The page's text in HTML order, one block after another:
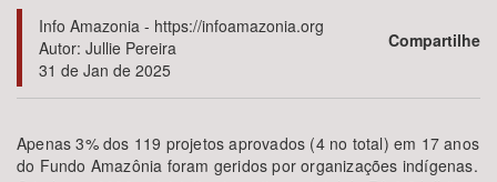
Tema
Área de Levantamento
Info Amazonia - https://infoamazonia.org
Autor: Jullie Pereira
31 de Jan de 2025
Compartilhe
Apenas 3% dos 119 projetos aprovados (4 no total) em 17 anos
do Fundo Amazônia foram geridos por organizações indígenas.